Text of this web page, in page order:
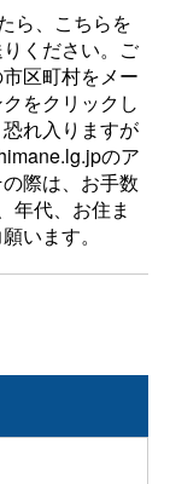
ら、こちらを
ください。ご
区町村をメー
をクリックし
れ入りますが
のア
際は、お手数
年代、お住ま
います。